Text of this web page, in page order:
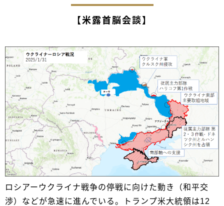
【米露首脳会談】
ロシアーウクライナ戦争の停戦に向けた動き（和平交
渉）などが急速に進んでいる。トランプ米大統領は12